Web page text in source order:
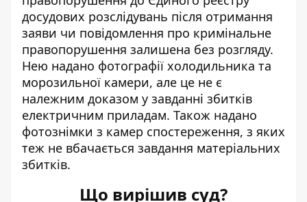
досудових розслідувань після отримання
заяви чи повідомлення про кримінальне
правопорушення залишена без розгляду.
Нею надано фотографії холодильника та
морозильної камери, але це не є
належним доказом у завданні збитків
електричним приладам. Також надано
фотознімки з камер спостереження, з яких
теж не вбачається завдання матеріальних
збитків.
Що вирішив суд?